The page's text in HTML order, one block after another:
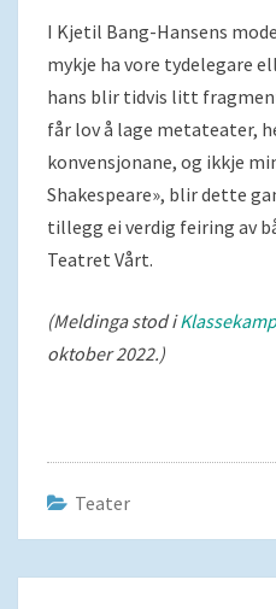
I Kjetil Bang-Hansens
mykje ha vore tydelegare
hans blir tidvis litt
får lov å lage metateater,
konvensjonane, og ikkje
Shakespeare», blir dette
tillegg ei verdig feiring av
Teatret Vårt.
(Meldinga stod i
oktober 2022.)
Teater